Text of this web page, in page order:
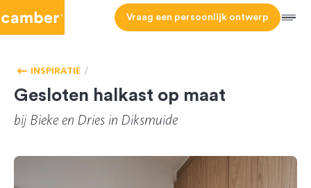
Vraag een persoonlijk ontwerp Menu
INSPIRATIE
Gesloten halkast op maat
bij Bieke en Dries in Diksmuide